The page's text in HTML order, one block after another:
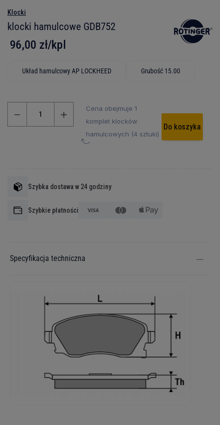
Klocki
klocki hamulcowe GDB752
96,00 zł/kpl
Układ hamulcowy AP LOCKHEED Grubość 15.00
Cena obejmuje 1
komplet klocków
hamulcowych (4 sztuki)
Do koszyka
Szybka dostawa w 24 godziny
Szybkie płatności
Specyfikacja techniczna